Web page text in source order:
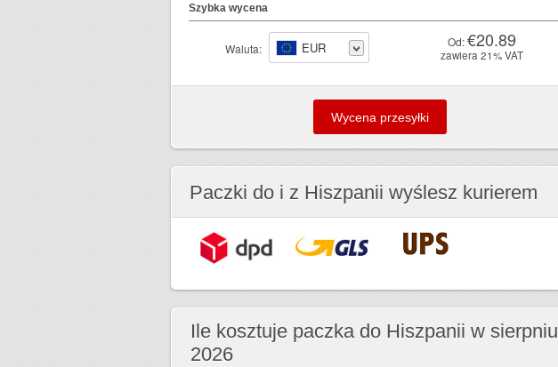
Szybka wycena
Waluta: EUR Od:€20.89
zawiera 21% VAT
Paczki do i z Hiszpanii wyślesz kurierem
Ile kosztuje paczka do Hiszpanii w sierpniu
2026